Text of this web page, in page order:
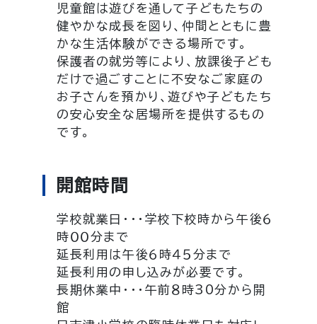
児童館は遊びを通して子どもたちの
健やかな成長を図り、仲間とともに豊
かな生活体験ができる場所です。
保護者の就労等により、放課後子ども
だけで過ごすことに不安なご家庭の
お子さんを預かり、遊びや子どもたち
の安心安全な居場所を提供するもの
です。
開館時間
学校就業日・・・学校下校時から午後６
時００分まで
延長利用は午後６時４５分まで
延長利用の申し込みが必要です。
長期休業中・・・午前８時30分から開
館